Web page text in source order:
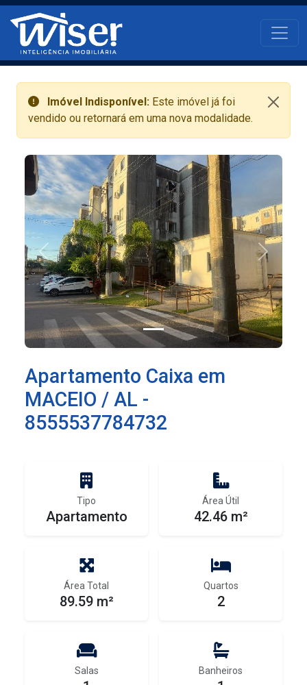
Pular para o conteúdo principal
Main
Imóvel Indisponível: Este imóvel já foi
vendido ou retornará em uma nova modalidade.
Anterior Próximo
Apartamento Caixa em
MACEIO / AL -
8555537784732
Tipo
Apartamento
Área Útil
42.46 m²
Área Total
89.59 m²
Quartos
2
Salas Banheiros